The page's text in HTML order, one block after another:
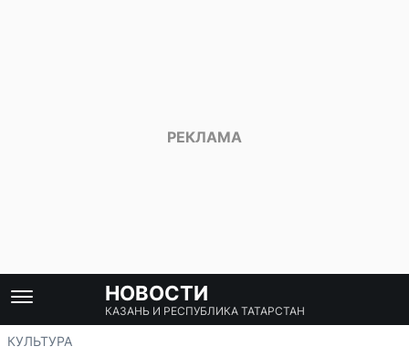
НОВОСТИ
КАЗАНЬ И РЕСПУБЛИКА ТАТАРСТАН
КУЛЬТУРА